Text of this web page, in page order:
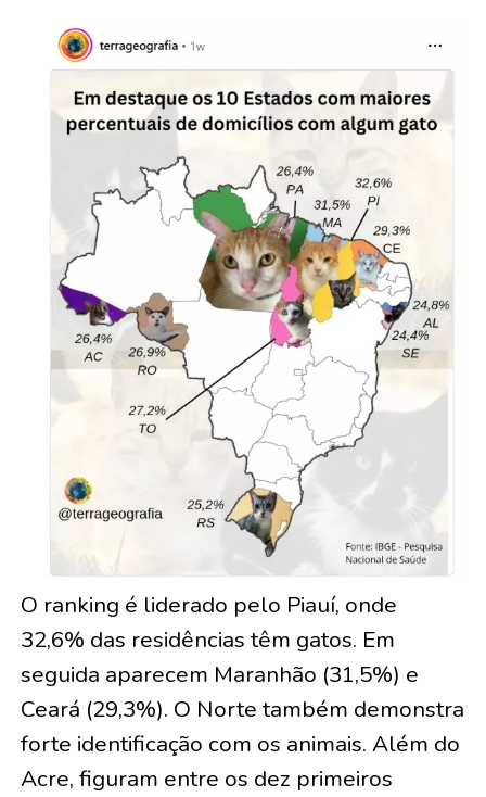
O ranking é liderado pelo Piauí, onde
32,6% das residências têm gatos. Em
seguida aparecem Maranhão (31,5%) e
Ceará (29,3%). O Norte também demonstra
forte identificação com os animais. Além do
Acre, figuram entre os dez primeiros